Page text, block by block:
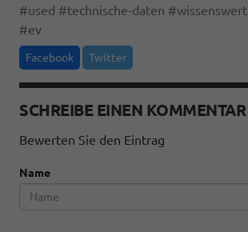
#used #technische-daten #wissenswert
#ev
Facebook Twitter
SCHREIBE EINEN KOMMENTAR
Bewerten Sie den Eintrag
Name